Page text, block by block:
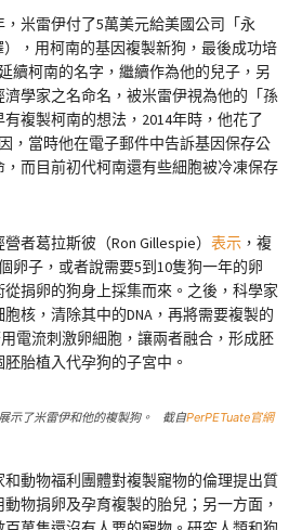
米雷伊付了5萬美元給美國公司「永
），用柯南的基因複製新狗，最後成功培
續柯南的名字，繼續作為他的兒子，另
學家之名命名，被米雷伊視為他的「孫
複製柯南的想法，2014年時，他花了
，當時他在電子郵件中告訴基因保存公
而目前初代柯南還有些細胞被冷凍保存
者葛拉斯彼（Ron Gillespie） 表示 ，複
卵子，或者說需要5到10隻狗一年的卵
捐卵的狗身上採集而來。之後，科學家
核，清除其中的DNA，再將需要複製的
電流刺激卵細胞，讓兩者融合，形成胚
胎植入代孕狗的子宮中。
示了米雷伊和他的複製狗。 截自PerPETuate官網
動物福利團體對複製寵物的倫理提出質
物捐卵及孕育複製的胎兒；另一方面，